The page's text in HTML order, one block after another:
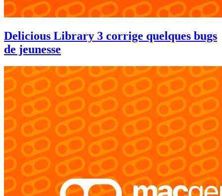
Delicious Library 3 corrige quelques bugs
de jeunesse